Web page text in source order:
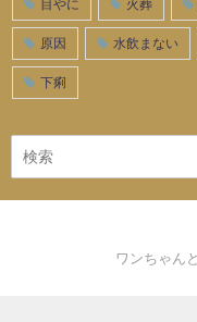
目やに 火葬
原因 水飲まない
下痢
ワンちゃん